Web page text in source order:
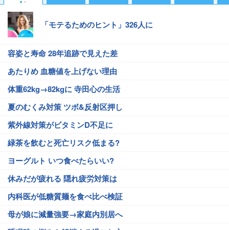
「モテるためのヒント」326人に
容姿と寿命 28年追跡で見えた差
あたりめ 血糖値を上げない理由
体重62kg→82kgに 寺田心の生活
夏のむくみ対策 ツボ&反射区押し
紫外線対策がビタミンD不足に
緑茶を飲むと死亡リスク低まる?
ヨーグルト いつ食べたらいい?
休みだが疲れる 隠れ疲労対策は
内科医が低糖質麺を食べ比べ検証
母が娘に減量強要→家庭内別居へ